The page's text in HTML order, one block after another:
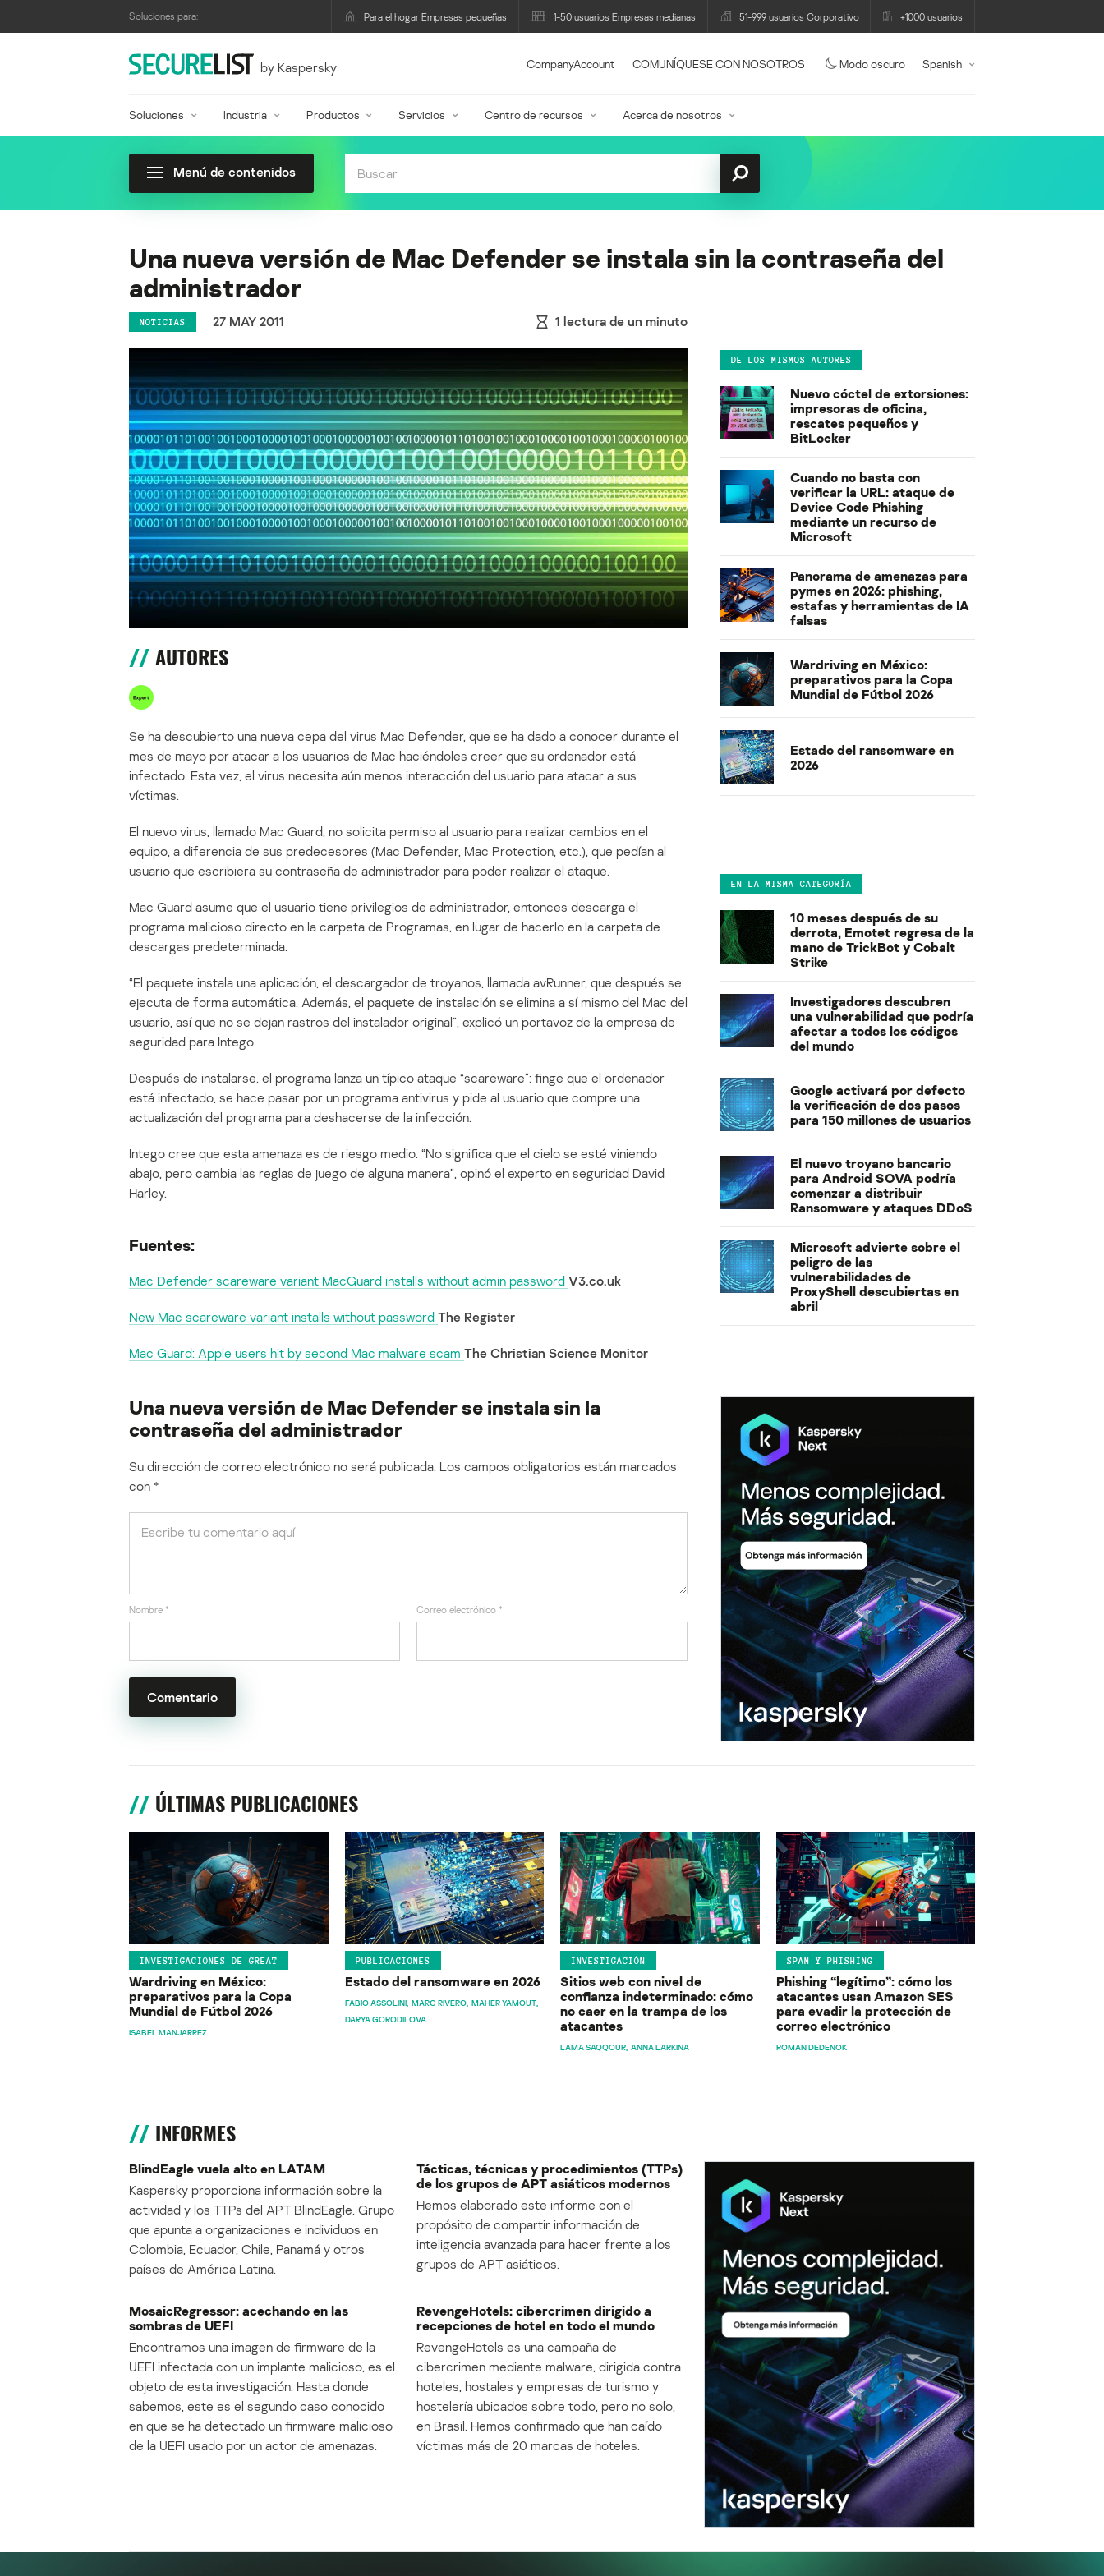
Soluciones para: Para el hogar Empresas pequeñas 1-50 usuarios Empresas medianas 51-999 usuarios Corporativo +1000 usuarios
by Kaspersky CompanyAccount COMUNÍQUESE CON NOSOTROS Modo oscuro Spanish
Soluciones Industria Productos Servicios Centro de recursos Acerca de nosotros
Menú de contenidos
Una nueva versión de Mac Defender se instala sin la contraseña del
administrador
NOTICIAS 27 MAY 2011 1 lectura de un minuto
AUTORES
Se ha descubierto una nueva cepa del virus Mac Defender, que se ha dado a conocer durante el
mes de mayo por atacar a los usuarios de Mac haciéndoles creer que su ordenador está
infectado. Esta vez, el virus necesita aún menos interacción del usuario para atacar a sus
víctimas.
El nuevo virus, llamado Mac Guard, no solicita permiso al usuario para realizar cambios en el
equipo, a diferencia de sus predecesores (Mac Defender, Mac Protection, etc.), que pedían al
usuario que escribiera su contraseña de administrador para poder realizar el ataque.
Mac Guard asume que el usuario tiene privilegios de administrador, entonces descarga el
programa malicioso directo en la carpeta de Programas, en lugar de hacerlo en la carpeta de
descargas predeterminada.
“El paquete instala una aplicación, el descargador de troyanos, llamada avRunner, que después se
ejecuta de forma automática. Además, el paquete de instalación se elimina a sí mismo del Mac del
usuario, así que no se dejan rastros del instalador original”, explicó un portavoz de la empresa de
seguridad para Intego.
Después de instalarse, el programa lanza un típico ataque “scareware”: finge que el ordenador
está infectado, se hace pasar por un programa antivirus y pide al usuario que compre una
actualización del programa para deshacerse de la infección.
Intego cree que esta amenaza es de riesgo medio. “No significa que el cielo se esté viniendo
abajo, pero cambia las reglas de juego de alguna manera”, opinó el experto en seguridad David
Harley.
Fuentes:
Mac Defender scareware variant MacGuard installs without admin password V3.co.uk
New Mac scareware variant installs without password The Register
Mac Guard: Apple users hit by second Mac malware scam The Christian Science Monitor
Una nueva versión de Mac Defender se instala sin la
contraseña del administrador
Su dirección de correo electrónico no será publicada. Los campos obligatorios están marcados
con *
Nombre * Correo electrónico *
DE LOS MISMOS AUTORES
Nuevo cóctel de extorsiones:
impresoras de oficina,
rescates pequeños y
BitLocker
Cuando no basta con
verificar la URL: ataque de
Device Code Phishing
mediante un recurso de
Microsoft
Panorama de amenazas para
pymes en 2026: phishing,
estafas y herramientas de IA
falsas
Wardriving en México:
preparativos para la Copa
Mundial de Fútbol 2026
Estado del ransomware en
2026
EN LA MISMA CATEGORÍA
10 meses después de su
derrota, Emotet regresa de la
mano de TrickBot y Cobalt
Strike
Investigadores descubren
una vulnerabilidad que podría
afectar a todos los códigos
del mundo
Google activará por defecto
la verificación de dos pasos
para 150 millones de usuarios
El nuevo troyano bancario
para Android SOVA podría
comenzar a distribuir
Ransomware y ataques DDoS
Microsoft advierte sobre el
peligro de las
vulnerabilidades de
ProxyShell descubiertas en
abril
ÚLTIMAS PUBLICACIONES
INVESTIGACIONES DE GREAT
Wardriving en México:
preparativos para la Copa
Mundial de Fútbol 2026
ISABEL MANJARREZ
PUBLICACIONES
Estado del ransomware en 2026
FABIO ASSOLINI MARC RIVERO MAHER YAMOUT
DARYA GORODILOVA
INVESTIGACIÓN
Sitios web con nivel de
confianza indeterminado: cómo
no caer en la trampa de los
atacantes
LAMA SAQQOUR ANNA LARKINA
SPAM Y PHISHING
Phishing “legítimo”: cómo los
atacantes usan Amazon SES
para evadir la protección de
correo electrónico
ROMAN DEDENOK
INFORMES
BlindEagle vuela alto en LATAM
Kaspersky proporciona información sobre la
actividad y los TTPs del APT BlindEagle. Grupo
que apunta a organizaciones e individuos en
Colombia, Ecuador, Chile, Panamá y otros
países de América Latina.
Tácticas, técnicas y procedimientos (TTPs)
de los grupos de APT asiáticos modernos
Hemos elaborado este informe con el
propósito de compartir información de
inteligencia avanzada para hacer frente a los
grupos de APT asiáticos.
MosaicRegressor: acechando en las
sombras de UEFI
Encontramos una imagen de firmware de la
UEFI infectada con un implante malicioso, es el
objeto de esta investigación. Hasta donde
sabemos, este es el segundo caso conocido
en que se ha detectado un firmware malicioso
de la UEFI usado por un actor de amenazas.
RevengeHotels: cibercrimen dirigido a
recepciones de hotel en todo el mundo
RevengeHotels es una campaña de
cibercrimen mediante malware, dirigida contra
hoteles, hostales y empresas de turismo y
hostelería ubicados sobre todo, pero no solo,
en Brasil. Hemos confirmado que han caído
víctimas más de 20 marcas de hoteles.